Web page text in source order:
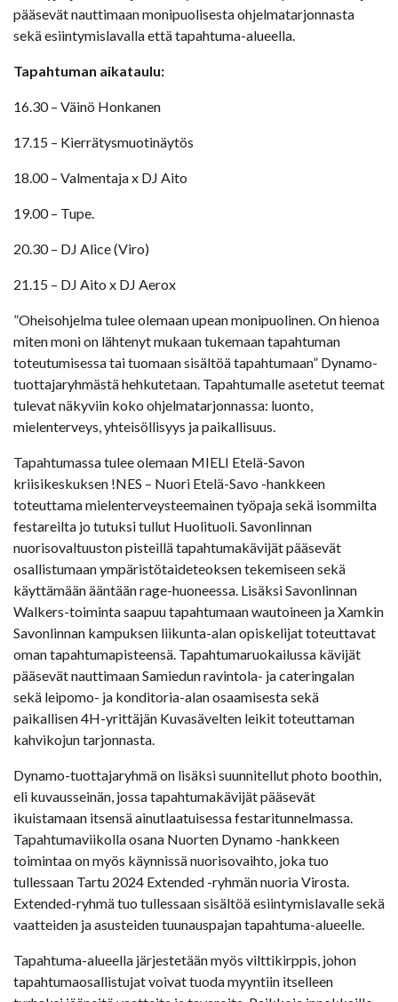
pääsevät nauttimaan monipuolisesta ohjelmatarjonnasta
sekä esiintymislavalla että tapahtuma-alueella.
Tapahtuman aikataulu:
16.30 – Väinö Honkanen
17.15 – Kierrätysmuotinäytös
18.00 – Valmentaja x DJ Aito
19.00 – Tupe.
20.30 – DJ Alice (Viro)
21.15 – DJ Aito x DJ Aerox
”Oheisohjelma tulee olemaan upean monipuolinen. On hienoa
miten moni on lähtenyt mukaan tukemaan tapahtuman
toteutumisessa tai tuomaan sisältöä tapahtumaan” Dynamo-
tuottajaryhmästä hehkutetaan. Tapahtumalle asetetut teemat
tulevat näkyviin koko ohjelmatarjonnassa: luonto,
mielenterveys, yhteisöllisyys ja paikallisuus.
Tapahtumassa tulee olemaan MIELI Etelä-Savon
kriisikeskuksen !NES – Nuori Etelä-Savo -hankkeen
toteuttama mielenterveysteemainen työpaja sekä isommilta
festareilta jo tutuksi tullut Huolituoli. Savonlinnan
nuorisovaltuuston pisteillä tapahtumakävijät pääsevät
osallistumaan ympäristötaideteoksen tekemiseen sekä
käyttämään ääntään rage-huoneessa. Lisäksi Savonlinnan
Walkers-toiminta saapuu tapahtumaan wautoineen ja Xamkin
Savonlinnan kampuksen liikunta-alan opiskelijat toteuttavat
oman tapahtumapisteensä. Tapahtumaruokailussa kävijät
pääsevät nauttimaan Samiedun ravintola- ja cateringalan
sekä leipomo- ja konditoria-alan osaamisesta sekä
paikallisen 4H-yrittäjän Kuvasävelten leikit toteuttaman
kahvikojun tarjonnasta.
Dynamo-tuottajaryhmä on lisäksi suunnitellut photo boothin,
eli kuvausseinän, jossa tapahtumakävijät pääsevät
ikuistamaan itsensä ainutlaatuisessa festaritunnelmassa.
Tapahtumaviikolla osana Nuorten Dynamo -hankkeen
toimintaa on myös käynnissä nuorisovaihto, joka tuo
tullessaan Tartu 2024 Extended -ryhmän nuoria Virosta.
Extended-ryhmä tuo tullessaan sisältöä esiintymislavalle sekä
vaatteiden ja asusteiden tuunauspajan tapahtuma-alueelle.
Tapahtuma-alueella järjestetään myös vilttikirppis, johon
tapahtumaosallistujat voivat tuoda myyntiin itselleen